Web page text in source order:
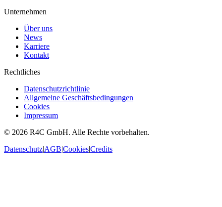
Unternehmen
Über uns
News
Karriere
Kontakt
Rechtliches
Datenschutzrichtlinie
Allgemeine Geschäftsbedingungen
Cookies
Impressum
© 2026 R4C GmbH. Alle Rechte vorbehalten.
DatenschutzAGB CookiesCredits